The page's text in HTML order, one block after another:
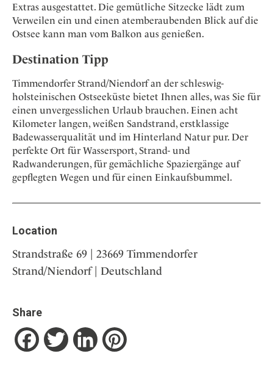
Extras ausgestattet. Die gemütliche Sitzecke lädt zum
Verweilen ein und einen atemberaubenden Blick auf die
Ostsee kann man vom Balkon aus genießen.
Destination Tipp
Timmendorfer Strand/Niendorf an der schleswig-
holsteinischen Ostseeküste bietet Ihnen alles, was Sie für
einen unvergesslichen Urlaub brauchen. Einen acht
Kilometer langen, weißen Sandstrand, erstklassige
Badewasserqualität und im Hinterland Natur pur. Der
perfekte Ort für Wassersport, Strand- und
Radwanderungen, für gemächliche Spaziergänge auf
gepflegten Wegen und für einen Einkaufsbummel.
Location
Strandstraße 69 | 23669 Timmendorfer
Strand/Niendorf | Deutschland
Share
FacebookTwitter LinkedIn